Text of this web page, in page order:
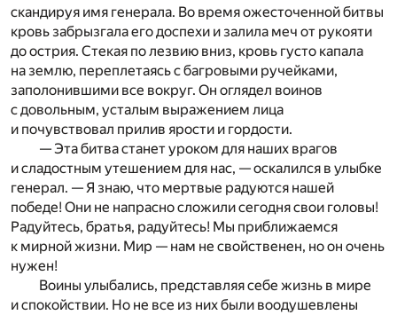
скандируя имя генерала. Во время ожесточенной битвы
кровь забрызгала его доспехи и залила меч от рукояти
до острия. Стекая по лезвию вниз, кровь густо капала
на землю, переплетаясь с багровыми ручейками,
заполонившими все вокруг. Он оглядел воинов
с довольным, усталым выражением лица
и почувствовал прилив ярости и гордости.
— Эта битва станет уроком для наших врагов
и сладостным утешением для нас, — оскалился в улыбке
генерал. — Я знаю, что мертвые радуются нашей
победе! Они не напрасно сложили сегодня свои головы!
Радуйтесь, братья, радуйтесь! Мы приближаемся
к мирной жизни. Мир — нам не свойственен, но он очень
нужен!
Воины улыбались, представляя себе жизнь в мире
и спокойствии. Но не все из них были воодушевлены